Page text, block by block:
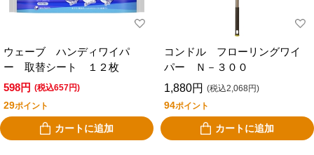
ウェーブ ハンディワイパ
ー 取替シート １２枚
598円 (税込657円)
29ポイント
カートに追加
コンドル フローリングワイ
パー Ｎ－３００
1,880円 (税込2,068円)
94ポイント
カートに追加